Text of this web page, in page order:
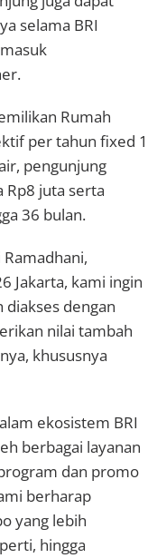
selama BRI
Rumah
per tahun fixed 1
pengunjung
Rp8 juta serta
36 bulan.
Jakarta, kami ingin
dengan
nilai tambah
khususnya
ekosistem BRI
berbagai layanan
dan promo
berharap
yang lebih
hingga